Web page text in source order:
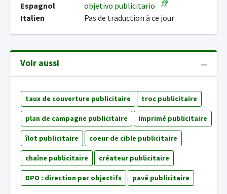
Espagnol
objetivo publicitario
Italien
Pas de traduction à ce jour
Voir aussi
taux de couverture publicitaire troc publicitaire
plan de campagne publicitaire imprimé publicitaire
îlot publicitaire coeur de cible publicitaire
chaîne publicitaire créateur publicitaire
DPO : direction par objectifs pavé publicitaire